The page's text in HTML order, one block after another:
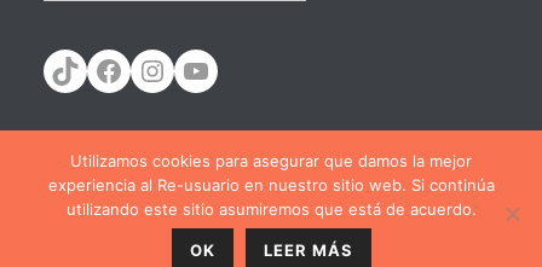
TikTokFacebook
Instagram
YouTube
España - cast España - Cat
España - Eus
España - Eng
España - Gal
Utilizamos cookies para asegurar que damos la mejor
experiencia al Re-usuario en nuestro sitio web. Si continúa
utilizando este sitio asumiremos que está de acuerdo.
OK LEER MÁS